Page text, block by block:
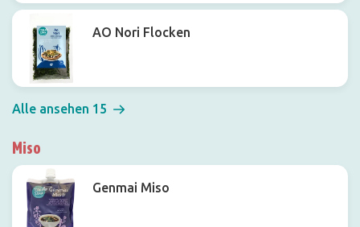
AO Nori Flocken
Alle ansehen 15
Miso
Genmai Miso